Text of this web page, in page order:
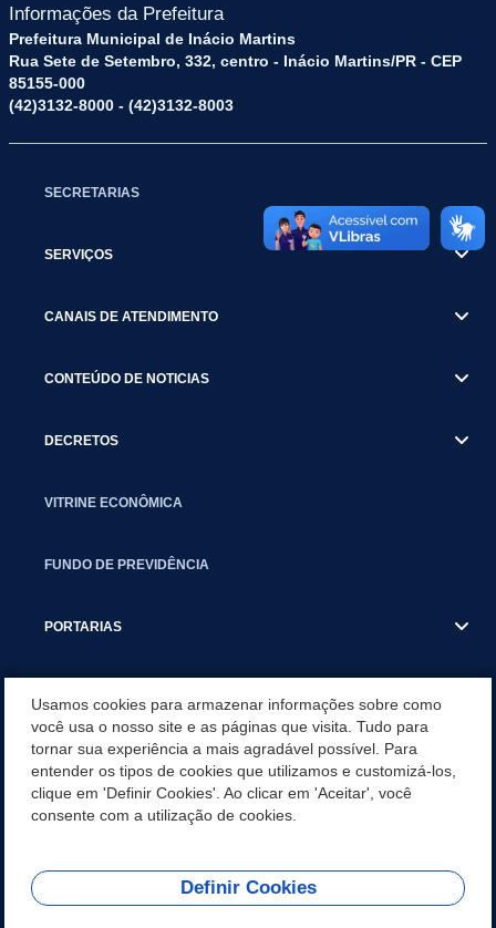
Informações da Prefeitura
Prefeitura Municipal de Inácio Martins
Rua Sete de Setembro, 332, centro - Inácio Martins/PR - CEP
85155-000
(42)3132-8000 - (42)3132-8003
SECRETARIAS
SERVIÇOS
CANAIS DE ATENDIMENTO
CONTEÚDO DE NOTICIAS
DECRETOS
VITRINE ECONÔMICA
FUNDO DE PREVIDÊNCIA
PORTARIAS
CONCURSO/PSS/CONVOCAÇÃO
INCENTIVOS PÚBLICOS À PROJETOS CULTURAIS - INÁCIO
MARTINS PR
REDES SOCIAIS
Usamos cookies para armazenar informações sobre como
você usa o nosso site e as páginas que visita. Tudo para
tornar sua experiência a mais agradável possível. Para
entender os tipos de cookies que utilizamos e customizá-los,
clique em 'Definir Cookies'. Ao clicar em 'Aceitar', você
consente com a utilização de cookies.
Definir Cookies